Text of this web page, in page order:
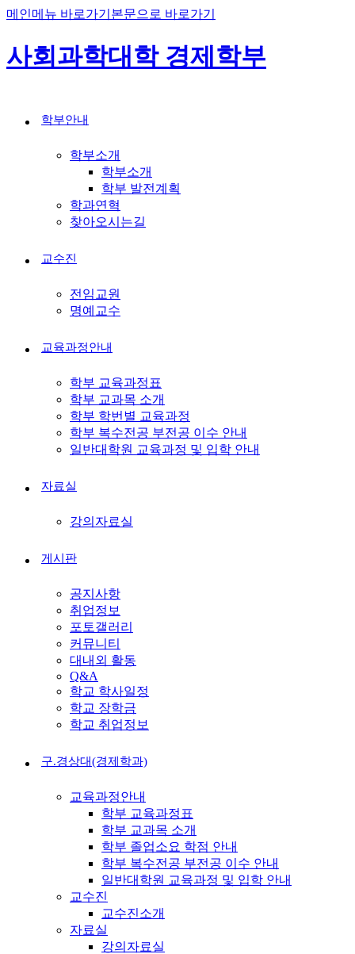
메인메뉴 바로가기 본문으로 바로가기
사회과학대학 경제학부
학부안내
학부소개
학부소개
학부 발전계획
학과연혁
찾아오시는길
교수진
전임교원
명예교수
교육과정안내
학부 교육과정표
학부 교과목 소개
학부 학번별 교육과정
학부 복수전공 부전공 이수 안내
일반대학원 교육과정 및 입학 안내
자료실
강의자료실
게시판
공지사항
취업정보
포토갤러리
커뮤니티
대내외 활동
Q&A
학교 학사일정
학교 장학금
학교 취업정보
구.경상대(경제학과)
교육과정안내
학부 교육과정표
학부 교과목 소개
학부 졸업소요 학점 안내
학부 복수전공 부전공 이수 안내
일반대학원 교육과정 및 입학 안내
교수진
교수진소개
자료실
강의자료실